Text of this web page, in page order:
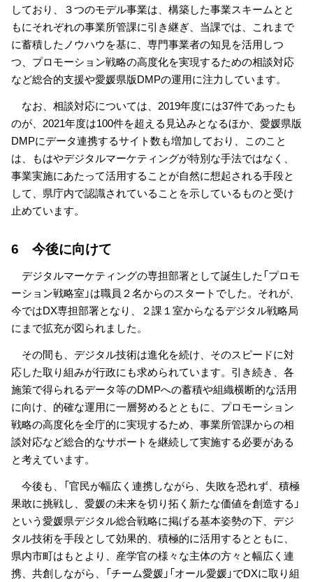
しており、３つのモデル事業は、構築した事業スキームとと
もにそれぞれの事業所管課に引き継ぎ、当課では、これまで
に蓄積したノウハウを基に、専門事業者の知見を活用しつ
つ、プロモーション戦略の高度化を実現するための相談対応
など総合的支援や愛媛県版DMPの運用に注力しています。
なお、相談対応については、2019年度には37件であったも
のが、2021年度は100件を超える見込みとなるほか、愛媛県版
DMPにデータ連携するサイト数も増加しており、このこと
は、もはやデジタルマーケティングが特別な手法ではなく、
事業実施にあたって活用することが自然に想起される手段と
して、県庁内で認識されていることを示しているものと受け
止めています。
6 今後に向けて
デジタルマーケティングの専担部署として誕生した「プロモ
ーション戦略室」は職員２名からのスタートでした。それが、
今ではDX専担部署となり、２課１室からなるデジタル戦略局
にまで拡充が図られました。
その間も、デジタル技術は進化を続け、そのスピードに対
応した取り組みが行政にも求められています。引き続き、各
施策で得られるデータ等のDMPへの蓄積や組織横断的な活用
に向け、的確な運用に一層努めるとともに、プロモーション
戦略の高度化を全庁的に実現するため、事業所管課からの相
談対応など総合的なサポートを継続して実施する必要がある
と考えています。
今後も、「官民が幅広く連携しながら、失敗を恐れず、積極
果敢に挑戦し、愛媛の未来を切り拓く新たな価値を創造する」
という愛媛県デジタル総合戦略に掲げる基本姿勢の下、デジ
タル技術を手段として効果的、積極的に活用するとともに、
県内市町はもとより、産学官の様々な主体の方々と幅広く連
携、共創しながら、「チーム愛媛」「オール愛媛」でDXに取り組